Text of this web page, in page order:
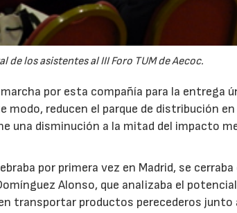
de los asistentes al III Foro TUM de Aecoc.
por esta compañía para la entrega
reducen el parque de distribución
una disminución a la mitad del impacto
por primera vez en Madrid, se
Alonso, que analizaba el
transportar productos perecederos junto